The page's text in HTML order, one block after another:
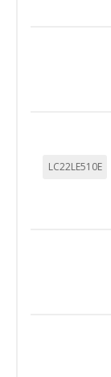
LC22LE510E